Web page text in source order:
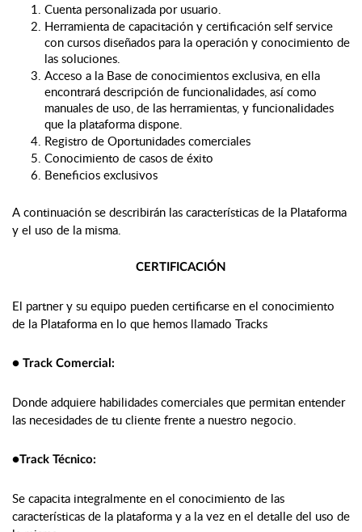
Cuenta personalizada por usuario.
Herramienta de capacitación y certificación self service
con cursos diseñados para la operación y conocimiento de
las soluciones.
Acceso a la Base de conocimientos exclusiva, en ella
encontrará descripción de funcionalidades, así como
manuales de uso, de las herramientas, y funcionalidades
que la plataforma dispone.
Registro de Oportunidades comerciales
Conocimiento de casos de éxito
Beneficios exclusivos
A continuación se describirán las características de la Plataforma
y el uso de la misma.
CERTIFICACIÓN
El partner y su equipo pueden certificarse en el conocimiento
de la Plataforma en lo que hemos llamado Tracks
● Track Comercial:
Donde adquiere habilidades comerciales que permitan entender
las necesidades de tu cliente frente a nuestro negocio.
●Track Técnico:
Se capacita integralmente en el conocimiento de las
características de la plataforma y a la vez en el detalle del uso de